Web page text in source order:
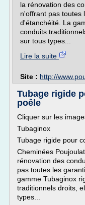
la rénovation des
n'offrant pas toutes
d'étanchéité. La
conduits
sur tous types...
Lire la suite
Site : http://
Tubage rigide
poêle
Cliquer sur les
Tubaginox
Tubage rigide pour
Cheminées
rénovation des
pas toutes les
gamme Tubaginox
traditionnels droits,
types...